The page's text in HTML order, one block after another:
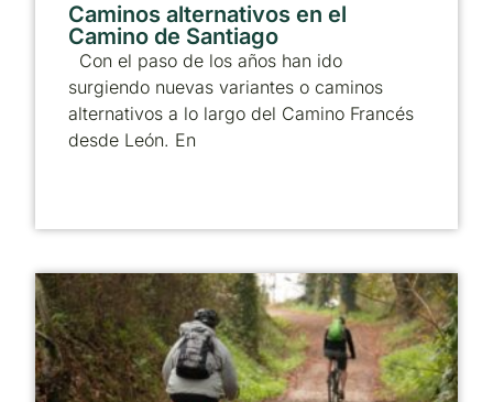
Caminos alternativos en el
Camino de Santiago
Con el paso de los años han ido
surgiendo nuevas variantes o caminos
alternativos a lo largo del Camino Francés
desde León. En